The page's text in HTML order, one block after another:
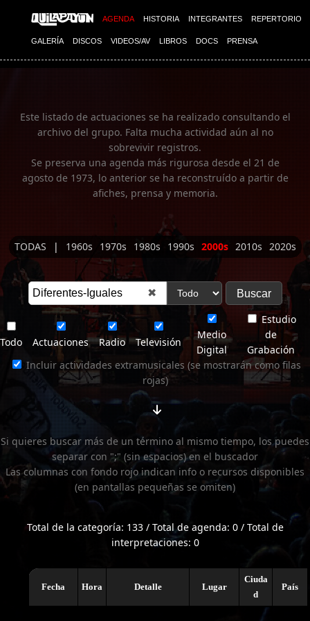
AGENDA HISTORIA INTEGRANTES REPERTORIO
GALERÍA DISCOS VIDEOS/AV LIBROS DOCS PRENSA
Imagen 01
Este listado de actuaciones se ha realizado consultando el
archivo del grupo. Falta mucha actividad aún al no
sobrevivir registros.
Se preserva una agenda más rigurosa desde el 21 de
agosto de 1973, lo anterior se ha reconstruído a partir de
afiches, prensa y memoria.
TODAS | 1960s 1970s 1980s 1990s 2000s 2010s 2020s
✖
Todo Actuaciones Radio Televisión
Medio
Digital
Estudio
de
Grabación
Incluir actividades extramusicales (se mostrarán como filas
rojas)
Si quieres buscar más de un término al mismo tiempo, los puedes
separar con ";" (sin espacios) en el buscador
Las columnas con fondo rojo indican info o recursos disponibles
(en pantallas pequeñas se omiten)
Total de la categoría: 133 / Total de agenda: 0 / Total de
interpretaciones: 0
Fecha Hora Detalle Lugar
Ciuda
d
País